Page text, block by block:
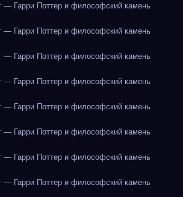
— Гарри Поттер и философский камень
— Гарри Поттер и философский камень
— Гарри Поттер и философский камень
— Гарри Поттер и философский камень
— Гарри Поттер и философский камень
— Гарри Поттер и философский камень
— Гарри Поттер и философский камень
— Гарри Поттер и философский камень